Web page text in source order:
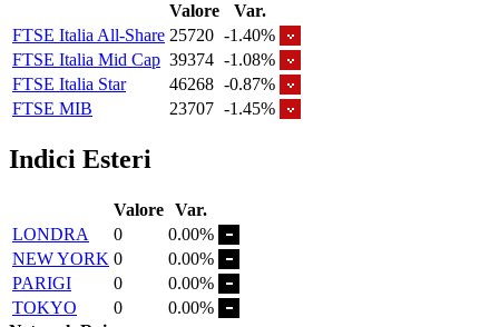
Valore
Var.
FTSE Italia All-Share 25720 -1.40%
FTSE Italia Mid Cap 39374 -1.08%
FTSE Italia Star
46268 -0.87%
FTSE MIB
23707 -1.45%
Indici Esteri
Valore Var.
LONDRA
0
0.00%
NEW YORK 0
0.00%
PARIGI
0
0.00%
TOKYO
0
0.00%